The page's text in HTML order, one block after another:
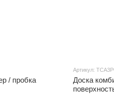
/ пробка
Артикул:
Доска